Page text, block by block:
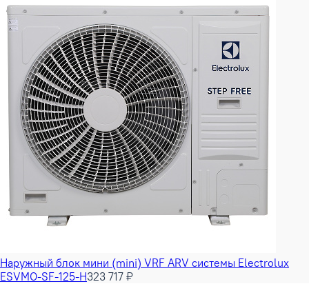
Наружный блок мини (mini) VRF ARV системы Electrolux
ESVMO-SF-125-H323 717 ₽